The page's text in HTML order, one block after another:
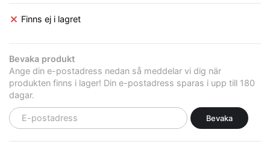
Finns ej i lagret
Bevaka produkt
Ange din e-postadress nedan så meddelar vi dig när
produkten finns i lager! Din e-postadress sparas i upp till 180
dagar.
Bevaka